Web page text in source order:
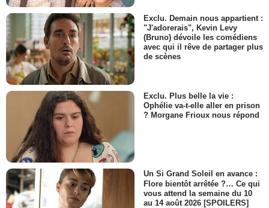
Exclu. Demain nous appartient :
"J'adorerais", Kevin Levy
(Bruno) dévoile les comédiens
avec qui il rêve de partager plus
de scènes
Exclu. Plus belle la vie :
Ophélie va-t-elle aller en prison
? Morgane Frioux nous répond
Un Si Grand Soleil en avance :
Flore bientôt arrêtée ?… Ce qui
vous attend la semaine du 10
au 14 août 2026 [SPOILERS]